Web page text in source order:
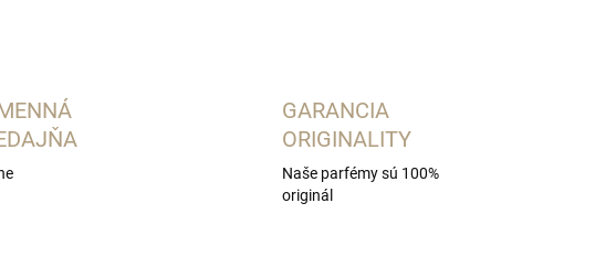
GARANCIA
ORIGINALITY
Naše parfémy sú 100%
originál